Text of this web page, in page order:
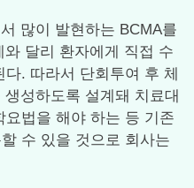
많이 발현하는 BCMA를
달리 환자에게 직접 수
. 따라서 단회투여 후 체
성하도록 설계돼 치료대
법을 해야 하는 등 기존
수 있을 것으로 회사는